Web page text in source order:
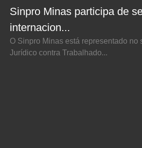
Sinpro Minas participa de
internacion...
O Sinpro Minas está representado no
Jurídico contra Trabalhado...